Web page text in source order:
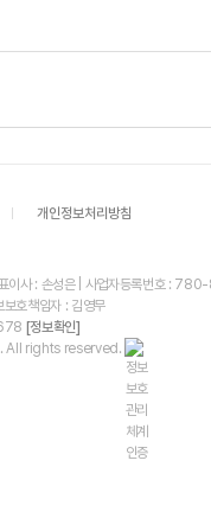
개인정보처리방침
이사 : 손성은 | 사업자등록번호 :
호책임자 : 김영무
[정보확인]
rights reserved.